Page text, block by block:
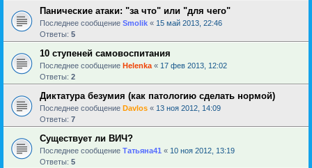
Панические атаки: "за что" или "для чего"
Последнее сообщение Smolik « 15 май 2013, 22:46
Ответы: 5
10 ступеней самовоспитания
Последнее сообщение Helenka « 17 фев 2013, 12:02
Ответы: 2
Диктатура безумия (как патологию сделать нормой)
Последнее сообщение Davlos « 13 ноя 2012, 14:09
Ответы: 7
Существует ли ВИЧ?
Последнее сообщение Татьяна41 « 10 ноя 2012, 13:19
Ответы: 5